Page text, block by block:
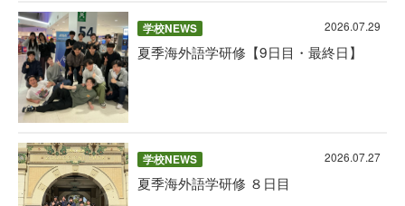
学校NEWS 2026.07.29
夏季海外語学研修【9日目・最終日】
学校NEWS 2026.07.27
夏季海外語学研修 ８日目